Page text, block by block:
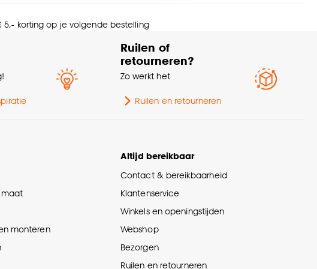
onze
Ja
Poolgewicht 1150 G/m2
5,- korting op je volgende bestelling
Ruilen of
retourneren?
Zo werkt het
Ruilen en retourneren
maat
monteren
Altijd bereikbaar
Contact & bereikbaarheid
Klantenservice
Winkels en openingstijden
Webshop
Bezorgen
Ruilen en retourneren